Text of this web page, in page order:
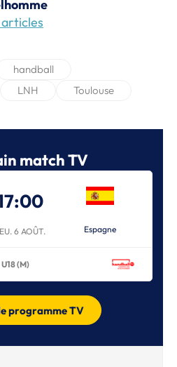
articles
handball
LNH Toulouse
match TV
6 AOÛT. Espagne
(M)
programme TV